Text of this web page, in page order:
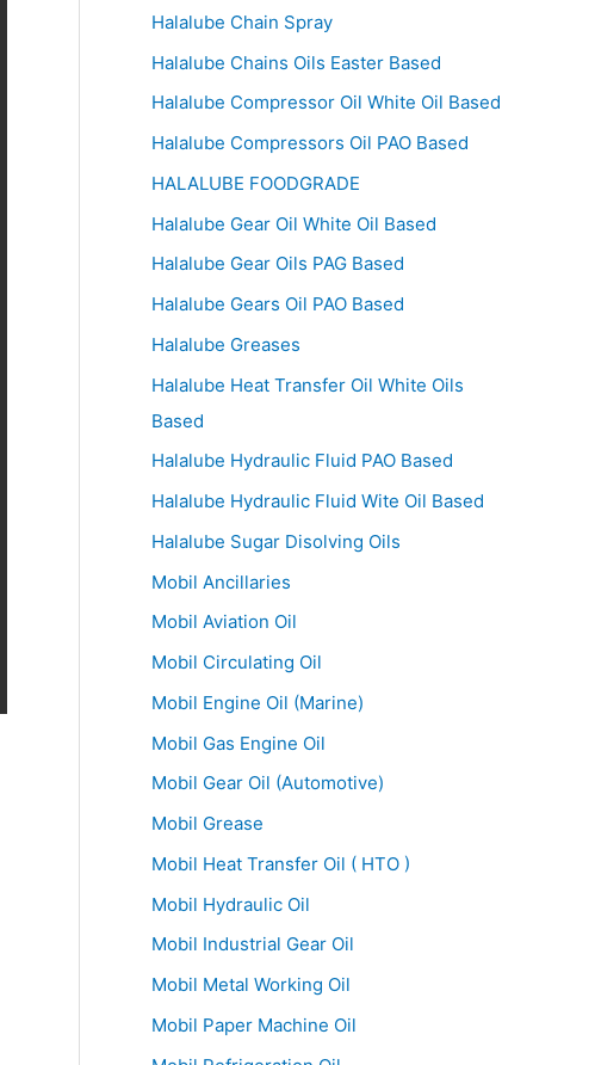
Halalube Chain Spray
Halalube Chains Oils Easter Based
Halalube Compressor Oil White Oil Based
Halalube Compressors Oil PAO Based
HALALUBE FOODGRADE
Halalube Gear Oil White Oil Based
Halalube Gear Oils PAG Based
Halalube Gears Oil PAO Based
Halalube Greases
Halalube Heat Transfer Oil White Oils
Based
Halalube Hydraulic Fluid PAO Based
Halalube Hydraulic Fluid Wite Oil Based
Halalube Sugar Disolving Oils
Mobil Ancillaries
Mobil Aviation Oil
Mobil Circulating Oil
Mobil Engine Oil (Marine)
Mobil Gas Engine Oil
Mobil Gear Oil (Automotive)
Mobil Grease
Mobil Heat Transfer Oil ( HTO )
Mobil Hydraulic Oil
Mobil Industrial Gear Oil
Mobil Metal Working Oil
Mobil Paper Machine Oil